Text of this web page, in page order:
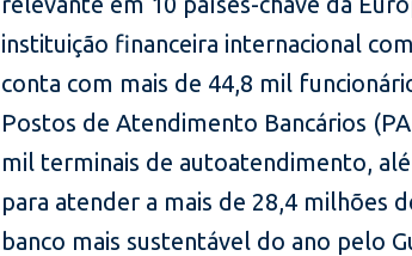
instituição financeira internacional
conta com mais de 44,8 mil
Postos de Atendimento Bancários
mil terminais de autoatendimento,
para atender a mais de 28,4 milhões
banco mais sustentável do ano pelo